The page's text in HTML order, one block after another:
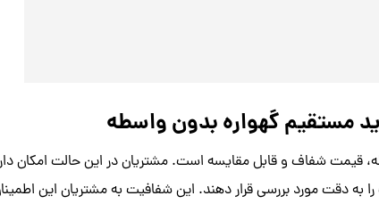
مستقیم گهواره بدون واسطه
قیمت شفاف و قابل مقایسه است. مشتریان در این حالت امکان
به دقت مورد بررسی قرار دهند. این شفافیت به مشتریان این